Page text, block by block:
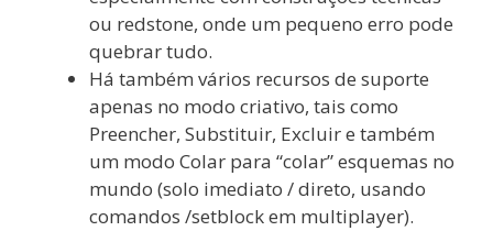
ou redstone, onde um pequeno erro pode
quebrar tudo.
Há também vários recursos de suporte
apenas no modo criativo, tais como
Preencher, Substituir, Excluir e também
um modo Colar para “colar” esquemas no
mundo (solo imediato / direto, usando
comandos /setblock em multiplayer).